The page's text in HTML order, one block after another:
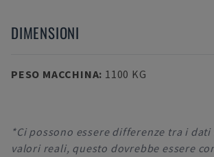
DIMENSIONI
PESO MACCHINA: 1100 KG
*Ci possono essere differenze tra i
valori reali, questo dovrebbe essere